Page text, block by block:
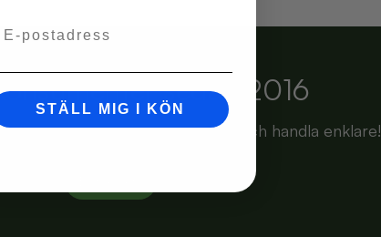
sedan 2016
din matkasse - skapa ett konto och handla enklare!
STÄLL MIG I KÖN